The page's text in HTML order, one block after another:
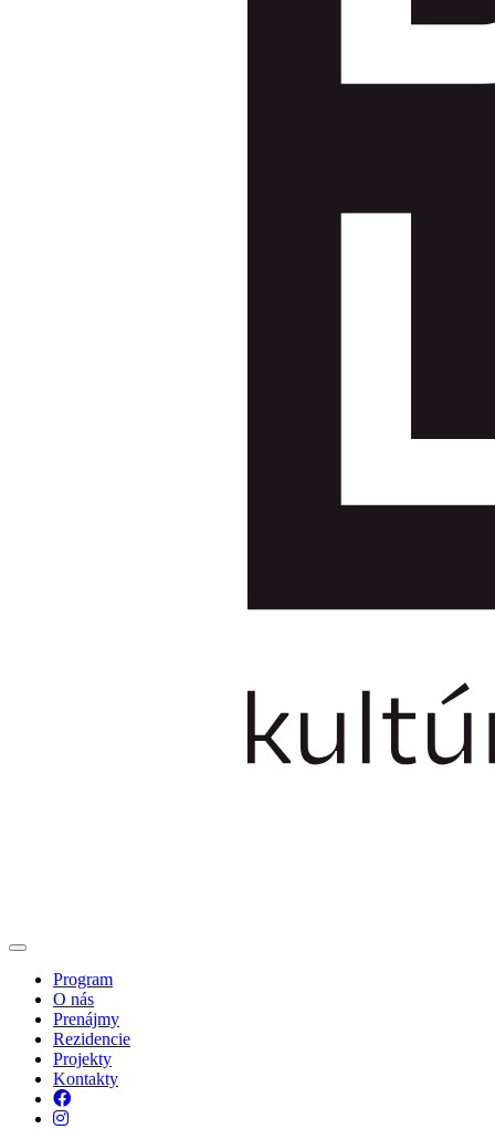
Program
O nás
Prenájmy
Rezidencie
Projekty
Kontakty
Facebook
Instagram